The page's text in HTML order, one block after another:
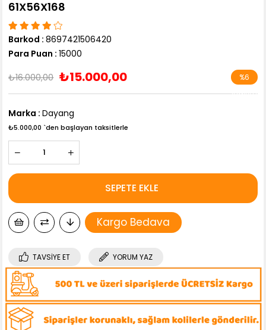
61X56X168
Barkod : 8697421506420
Para Puan : 15000
₺16.000,00 ₺15.000,00 %6
İndirim
Marka : Dayang
₺5.000,00 `den başlayan taksitlerle
Kargo Bedava
TAVSIYE ET YORUM YAZ